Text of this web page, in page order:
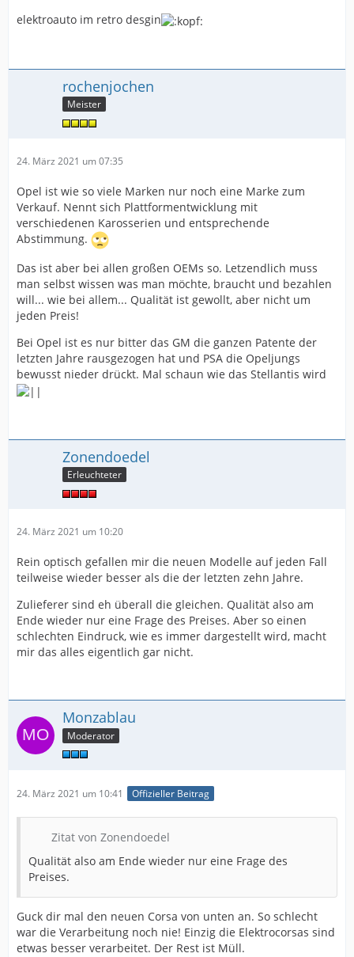
elektroauto im retro desgin
rochenjochen
Meister
24. März 2021 um 07:35
Opel ist wie so viele Marken nur noch eine Marke zum
Verkauf. Nennt sich Plattformentwicklung mit
verschiedenen Karosserien und entsprechende
Abstimmung.
Das ist aber bei allen großen OEMs so. Letzendlich muss
man selbst wissen was man möchte, braucht und bezahlen
will... wie bei allem... Qualität ist gewollt, aber nicht um
jeden Preis!
Bei Opel ist es nur bitter das GM die ganzen Patente der
letzten Jahre rausgezogen hat und PSA die Opeljungs
bewusst nieder drückt. Mal schaun wie das Stellantis wird
Zonendoedel
Erleuchteter
24. März 2021 um 10:20
Rein optisch gefallen mir die neuen Modelle auf jeden Fall
teilweise wieder besser als die der letzten zehn Jahre.
Zulieferer sind eh überall die gleichen. Qualität also am
Ende wieder nur eine Frage des Preises. Aber so einen
schlechten Eindruck, wie es immer dargestellt wird, macht
mir das alles eigentlich gar nicht.
Monzablau
Moderator
24. März 2021 um 10:41 Offizieller Beitrag
Zitat von Zonendoedel
Qualität also am Ende wieder nur eine Frage des
Preises.
Guck dir mal den neuen Corsa von unten an. So schlecht
war die Verarbeitung noch nie! Einzig die Elektrocorsas sind
etwas besser verarbeitet. Der Rest ist Müll.